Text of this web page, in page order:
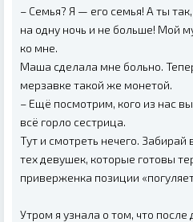
– Семья? Я — его семья! А ты
на одну ночь и не больше! Мой
ко мне.
Маша сделала мне больно.
мерзавке такой же монетой.
– Ещё посмотрим, кого из нас
всё горло сестрица.
Тут и смотреть нечего. Забирай
тех девушек, которые готовы
приверженка позиции
Утром я узнала о том, что после